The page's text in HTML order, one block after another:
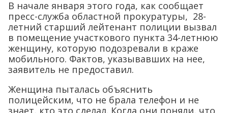
В начале января этого года, как сообщает
пресс-служба областной прокуратуры, 28-
летний старший лейтенант полиции вызвал
в помещение участкового пункта 34-летнюю
женщину, которую подозревали в краже
мобильного. Фактов, указывавших на нее,
заявитель не предоставил.
Женщина пыталась объяснить
полицейским, что не брала телефон и не
знает, кто это сделал. Когда они поняли, что